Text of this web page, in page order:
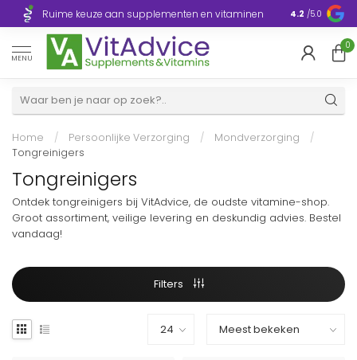
Ruime keuze aan supplementen en vitaminen Europa
4.2 /5.0
MENU
0
Home / Persoonlijke Verzorging / Mondverzorging
/
Tongreinigers
Tongreinigers
Ontdek tongreinigers bij VitAdvice, de oudste vitamine-shop.
Groot assortiment, veilige levering en deskundig advies. Bestel
vandaag!
Filters